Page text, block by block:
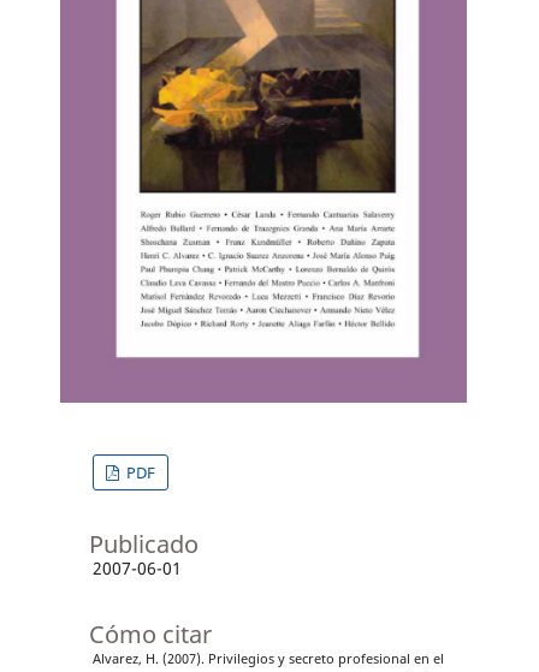
PDF
Publicado
2007-06-01
Cómo citar
Alvarez, H. (2007). Privilegios y secreto profesional en el